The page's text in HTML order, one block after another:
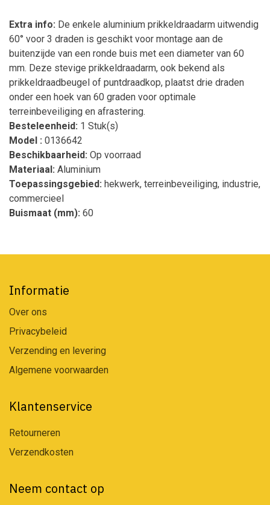
Extra info: De enkele aluminium prikkeldraadarm uitwendig
60° voor 3 draden is geschikt voor montage aan de
buitenzijde van een ronde buis met een diameter van 60
mm. Deze stevige prikkeldraadarm, ook bekend als
prikkeldraadbeugel of puntdraadkop, plaatst drie draden
onder een hoek van 60 graden voor optimale
terreinbeveiliging en afrastering.
Besteleenheid: 1 Stuk(s)
Model : 0136642
Beschikbaarheid: Op voorraad
Materiaal: Aluminium
Toepassingsgebied: hekwerk, terreinbeveiliging, industrie,
commercieel
Buismaat (mm): 60
Informatie
Over ons
Privacybeleid
Verzending en levering
Algemene voorwaarden
Klantenservice
Retourneren
Verzendkosten
Neem contact op